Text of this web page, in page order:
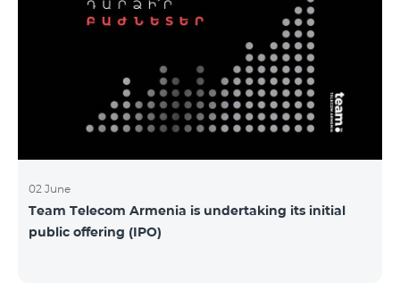
հրապարակային տեղաբաշխման բոլոր
մանրամասներին ու թիմերին տրամադրվեց
ընկերության զարգացման ռազմավարական
խնդիրը։ Լուծումներ առաջարկելու համար թիմերն
ունենալու են ընդամենը 72 ժամ։ Հաջողություն
մաղթելով մրցույթի մասնակիցներին Team
Telecom Armenia-ի գլխավոր տնօրեն Հայկ
Եսայանը նշեց, որ
02 June
Team Telecom Armenia is undertaking its initial
public offering (IPO)